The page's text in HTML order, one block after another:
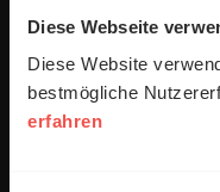
Diese Webseite
Diese Website
bestmögliche
erfahren